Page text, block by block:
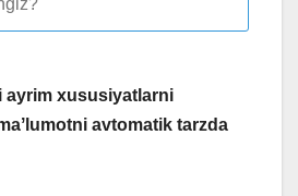
ayrim xususiyatlarni
avtomatik tarzda